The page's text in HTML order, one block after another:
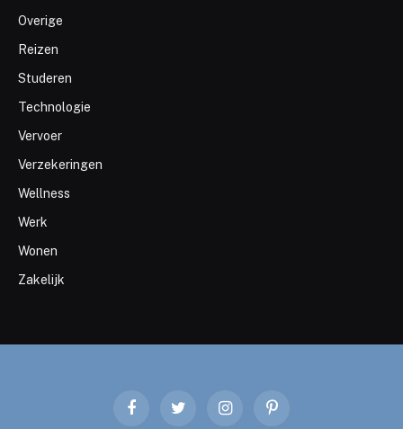
Overige
Reizen
Studeren
Technologie
Vervoer
Verzekeringen
Wellness
Werk
Wonen
Zakelijk
FacebookTwitter InstagramPinterest